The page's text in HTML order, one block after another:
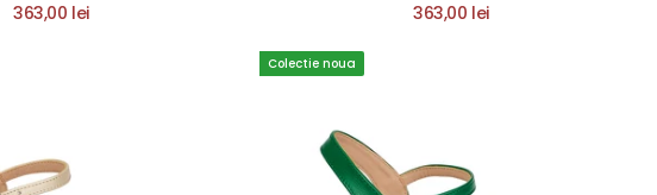
363,00 lei 363,00 lei
Colectie noua